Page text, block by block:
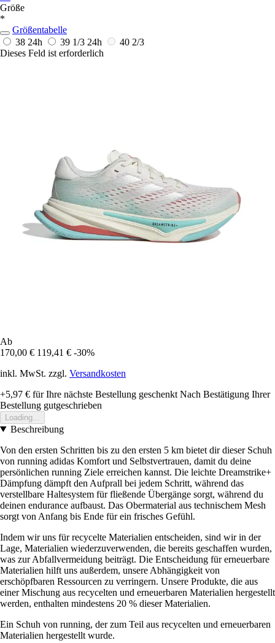
Größe
*
Größentabelle
38 24h 39 1/3 24h
40 2/3
Dieses Feld ist erforderlich
Ab
170,00 € 119,41 € -30%
inkl. MwSt. zzgl. Versandkosten
+5,97 € für Ihre nächste Bestellung geschenkt Nach Bestätigung Ihrer
Bestellung gutgeschrieben
Loading...
Beschreibung
Von den ersten Schritten bis zu den ersten 5 km bietet dir dieser Schuh
von running adidas Komfort und Selbstvertrauen, damit du deine
persönlichen running Ziele erreichen kannst. Die leichte Dreamstrike+
Dämpfung dämpft den Aufprall bei jedem Schritt, während das
verstellbare Haltesystem für fließende Übergänge sorgt, während du
deinen endurance aufbaust. Das Obermaterial aus technischem Mesh
sorgt von Anfang bis Ende für ein frisches Gefühl.
Indem wir uns für recycelte Materialien entscheiden, sind wir in der
Lage, Materialien wiederzuverwenden, die bereits geschaffen wurden,
was zur Abfallvermeidung beiträgt. Die Entscheidung für erneuerbare
Materialien hilft uns außerdem, unsere Abhängigkeit von
erschöpfbaren Ressourcen zu verringern. Unsere Produkte, die aus
einer Mischung aus recycelten und erneuerbaren Materialien hergestellt
werden, enthalten mindestens 20 % dieser Materialien.
Ein Schuh von running, der zum Teil aus recycelten und erneuerbaren
Materialien hergestellt wurde.